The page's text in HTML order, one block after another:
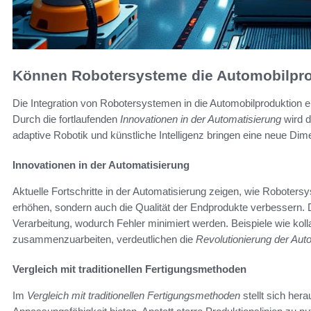
Können Robotersysteme die
Die Integration von Robotersystemen in die Automobilproduktion
Durch die fortlaufenden Innovationen in der Automatisierung wird
adaptive Robotik und künstliche Intelligenz bringen eine neue
Innovationen in der Automatisierung
Aktuelle Fortschritte in der Automatisierung zeigen, wie
erhöhen, sondern auch die Qualität der Endprodukte
Verarbeitung, wodurch Fehler minimiert werden. Beispiele wie
zusammenzuarbeiten, verdeutlichen die Revolutionierung der
Vergleich mit traditionellen Fertigungsmethoden
Im Vergleich mit traditionellen Fertigungsmethoden stellt sich